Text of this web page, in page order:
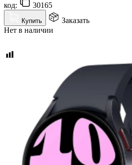
код:
30165
Купить
Заказать
Нет в наличии